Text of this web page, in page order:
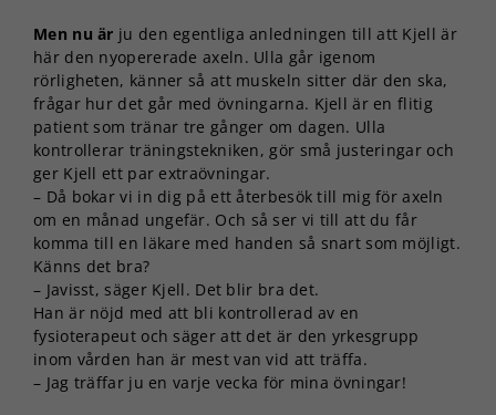
Men nu är ju den egentliga anledningen till att Kjell är
här den nyopererade axeln. Ulla går igenom
rörligheten, känner så att muskeln sitter där den ska,
frågar hur det går med övningarna. Kjell är en flitig
patient som tränar tre gånger om dagen. Ulla
kontrollerar träningstekniken, gör små justeringar och
ger Kjell ett par extraövningar.
– Då bokar vi in dig på ett återbesök till mig för axeln
om en månad ungefär. Och så ser vi till att du får
komma till en läkare med handen så snart som möjligt.
Känns det bra?
– Javisst, säger Kjell. Det blir bra det.
Han är nöjd med att bli kontrollerad av en
fysioterapeut och säger att det är den yrkesgrupp
inom vården han är mest van vid att träffa.
– Jag träffar ju en varje vecka för mina övningar!